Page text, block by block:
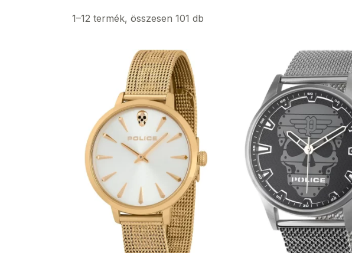
1–12 termék, összesen 101 db